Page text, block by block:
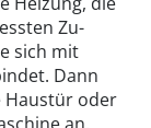
Zu-
sich mit
Dann
Haustür oder